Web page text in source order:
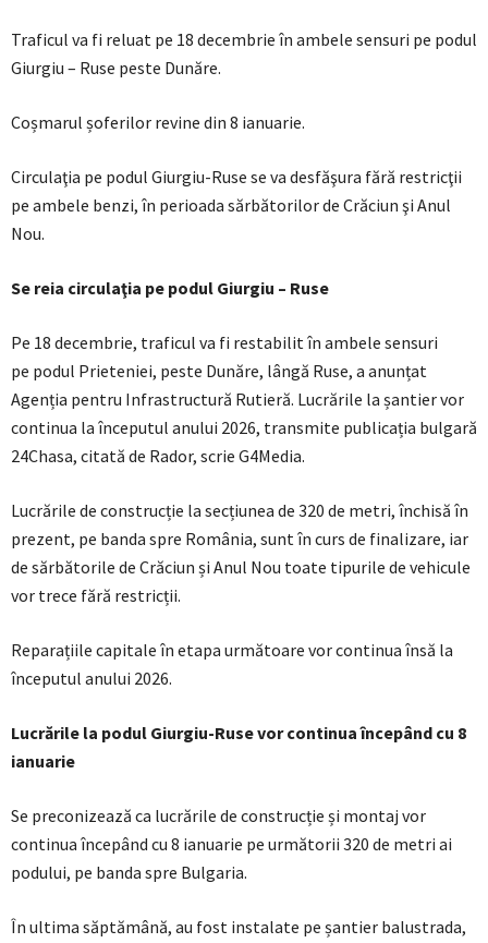
Traficul va fi reluat pe 18 decembrie în ambele sensuri pe podul
Giurgiu – Ruse peste Dunăre.
Coșmarul șoferilor revine din 8 ianuarie.
Circulaţia pe podul Giurgiu-Ruse se va desfăşura fără restricţii
pe ambele benzi, în perioada sărbătorilor de Crăciun şi Anul
Nou.
Se reia circulaţia pe podul Giurgiu – Ruse
Pe 18 decembrie, traficul va fi restabilit în ambele sensuri
pe podul Prieteniei, peste Dunăre, lângă Ruse, a anunțat
Agenția pentru Infrastructură Rutieră. Lucrările la șantier vor
continua la începutul anului 2026, transmite publicația bulgară
24Chasa, citată de Rador, scrie G4Media.
Lucrările de construcție la secțiunea de 320 de metri, închisă în
prezent, pe banda spre România, sunt în curs de finalizare, iar
de sărbătorile de Crăciun și Anul Nou toate tipurile de vehicule
vor trece fără restricții.
Reparațiile capitale în etapa următoare vor continua însă la
începutul anului 2026.
Lucrările la podul Giurgiu-Ruse vor continua începând cu 8
ianuarie
Se preconizează ca lucrările de construcție și montaj vor
continua începând cu 8 ianuarie pe următorii 320 de metri ai
podului, pe banda spre Bulgaria.
În ultima săptămână, au fost instalate pe șantier balustrada,